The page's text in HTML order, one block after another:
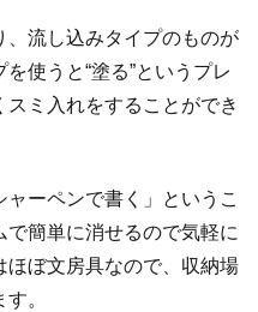
、流し込みタイプのものが
使うと“塗る”というプレ
ミ入れをすることができ
ーペンで書く」というこ
で簡単に消せるので気軽に
ほぼ文房具なので、収納場
。